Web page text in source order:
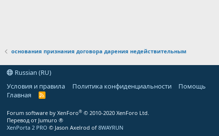
основания признания договора дарения недействительным
Russian (RU)
Условия и правила
Политика конфиденциальности
Помощь
Главная
R
Forum software by XenForo® © 2010-2020 XenForo Ltd.
Перевод от Jumuro ®
XenPorta 2 PRO © Jason Axelrod of 8WAYRUN